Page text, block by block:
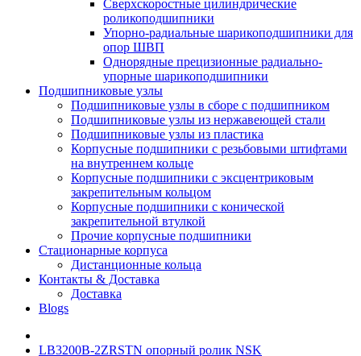
Сверхскоростные цилиндрические
роликоподшипники
Упорно-радиальные шарикоподшипники для
опор ШВП
Однорядные прецизионные радиально-
упорные шарикоподшипники
Подшипниковые узлы
Подшипниковые узлы в сборе с подшипником
Подшипниковые узлы из нержавеющей стали
Подшипниковые узлы из пластика
Корпусные подшипники с резьбовыми штифтами
на внутреннем кольце
Корпусные подшипники с эксцентриковым
закрепительным кольцом
Корпусные подшипники с конической
закрепительной втулкой
Прочие корпусные подшипники
Стационарные корпуса
Дистанционные кольца
Контакты & Доставка
Доставка
Blogs
LB3200B-2ZRSTN опорный ролик NSK